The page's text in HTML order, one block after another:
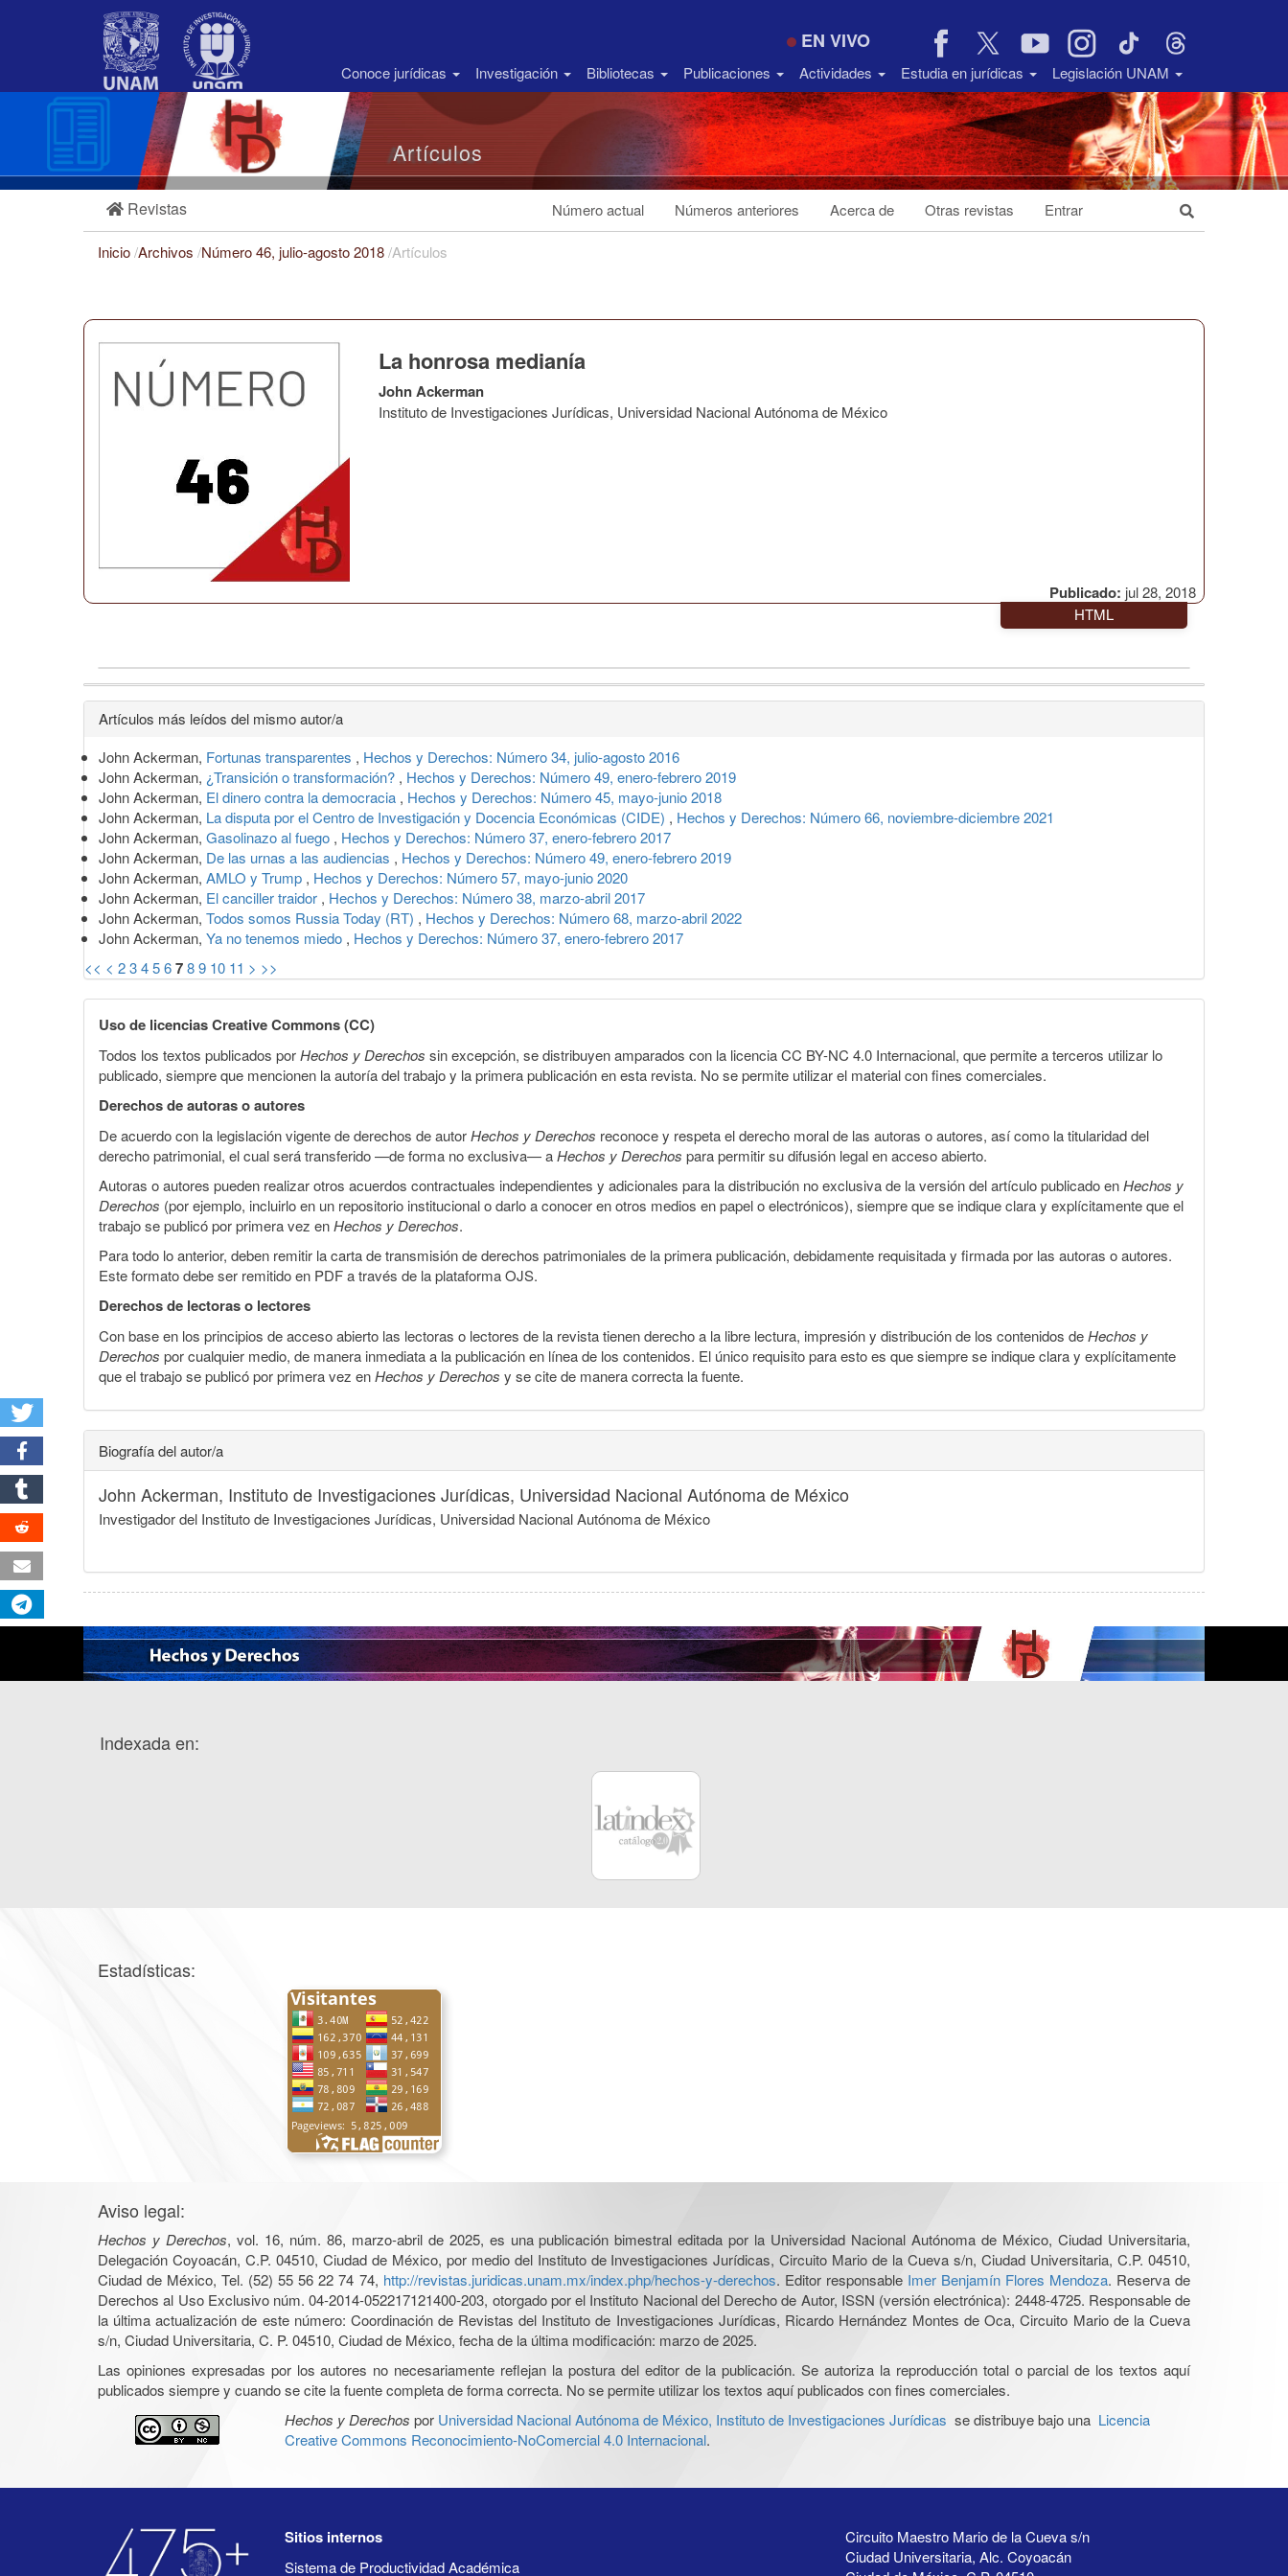
Barra
EN VIVO
Conoce jurídicas Investigación Bibliotecas Publicaciones Actividades Estudia en jurídicas Legislación UNAM
Artículos
Revistas Número actual Números anteriores Acerca de Otras revistas Entrar
Inicio/Archivos /Número 46, julio-agosto 2018/Artículos
Publicado: jul 28, 2018
La honrosa medianía
John Ackerman
Instituto de Investigaciones Jurídicas, Universidad Nacional Autónoma de México
HTML
Detalles
del
artículo
Artículos más leídos del mismo autor/a
John Ackerman, Fortunas transparentes , Hechos y Derechos: Número 34, julio-agosto 2016
John Ackerman, ¿Transición o transformación? , Hechos y Derechos: Número 49, enero-febrero 2019
John Ackerman, El dinero contra la democracia , Hechos y Derechos: Número 45, mayo-junio 2018
John Ackerman, La disputa por el Centro de Investigación y Docencia Económicas (CIDE) , Hechos y Derechos: Número 66, noviembre-diciembre 2021
John Ackerman, Gasolinazo al fuego , Hechos y Derechos: Número 37, enero-febrero 2017
John Ackerman, De las urnas a las audiencias , Hechos y Derechos: Número 49, enero-febrero 2019
John Ackerman, AMLO y Trump , Hechos y Derechos: Número 57, mayo-junio 2020
John Ackerman, El canciller traidor , Hechos y Derechos: Número 38, marzo-abril 2017
John Ackerman, Todos somos Russia Today (RT) , Hechos y Derechos: Número 68, marzo-abril 2022
John Ackerman, Ya no tenemos miedo , Hechos y Derechos: Número 37, enero-febrero 2017
<< < 23456789 10 11 > >>
Uso de licencias Creative Commons (CC)
Todos los textos publicados porHechos y Derechos sin excepción, se distribuyen amparados con la licencia CC BY-NC 4.0 Internacional, que permite a terceros utilizar lo
publicado, siempre que mencionen la autoría del trabajo y la primera publicación en esta revista. No se permite utilizar el material con fines comerciales.
Derechos de autoras o autores
De acuerdo con la legislación vigente de derechos de autorHechos y Derechos reconoce y respeta el derecho moral de las autoras o autores, así como la titularidad del
derecho patrimonial, el cual será transferido —de forma no exclusiva— aHechos y Derechos para permitir su difusión legal en acceso abierto.
Autoras o autores pueden realizar otros acuerdos contractuales independientes y adicionales para la distribución no exclusiva de la versión del artículo publicado enHechos y
Derechos (por ejemplo, incluirlo en un repositorio institucional o darlo a conocer en otros medios en papel o electrónicos), siempre que se indique clara y explícitamente que el
trabajo se publicó por primera vez enHechos y Derechos.
Para todo lo anterior, deben remitir la carta de transmisión de derechos patrimoniales de la primera publicación, debidamente requisitada y firmada por las autoras o autores.
Este formato debe ser remitido en PDF a través de la plataforma OJS.
Derechos de lectoras o lectores
Con base en los principios de acceso abierto las lectoras o lectores de la revista tienen derecho a la libre lectura, impresión y distribución de los contenidos deHechos y
Derechos por cualquier medio, de manera inmediata a la publicación en línea de los contenidos. El único requisito para esto es que siempre se indique clara y explícitamente
que el trabajo se publicó por primera vez enHechos y Derechos y se cite de manera correcta la fuente.
Biografía del autor/a
John Ackerman, Instituto de Investigaciones Jurídicas, Universidad Nacional Autónoma de México
Investigador del Instituto de Investigaciones Jurídicas, Universidad Nacional Autónoma de México
Indexada en:
Estadísticas:
Aviso legal:
Hechos y Derechos, vol. 16, núm. 86, marzo-abril de 2025, es una publicación bimestral editada por la Universidad Nacional Autónoma de México, Ciudad Universitaria,
Delegación Coyoacán, C.P. 04510, Ciudad de México, por medio del Instituto de Investigaciones Jurídicas, Circuito Mario de la Cueva s/n, Ciudad Universitaria, C.P. 04510,
Ciudad de México, Tel. (52) 55 56 22 74 74, http://revistas.juridicas.unam.mx/index.php/hechos-y-derechos. Editor responsable Imer Benjamín Flores Mendoza. Reserva de
Derechos al Uso Exclusivo núm. 04-2014-052217121400-203, otorgado por el Instituto Nacional del Derecho de Autor, ISSN (versión electrónica): 2448-4725. Responsable de
la última actualización de este número: Coordinación de Revistas del Instituto de Investigaciones Jurídicas, Ricardo Hernández Montes de Oca, Circuito Mario de la Cueva
s/n, Ciudad Universitaria, C. P. 04510, Ciudad de México, fecha de la última modificación: marzo de 2025.
Las opiniones expresadas por los autores no necesariamente reflejan la postura del editor de la publicación. Se autoriza la reproducción total o parcial de los textos aquí
publicados siempre y cuando se cite la fuente completa de forma correcta. No se permite utilizar los textos aquí publicados con fines comerciales.
Hechos y Derechos por Universidad Nacional Autónoma de México, Instituto de Investigaciones Jurídicas se distribuye bajo una Licencia
Creative Commons Reconocimiento-NoComercial 4.0 Internacional.
Sitios internos
Sistema de Productividad Académica
Circuito Maestro Mario de la Cueva s/n
Ciudad Universitaria, Alc. Coyoacán